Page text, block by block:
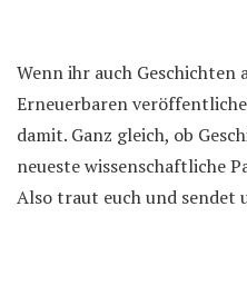
Wenn ihr auch Geschichten
Erneuerbaren
damit. Ganz gleich, ob
neueste wissenschaftliche
Also traut euch und sendet